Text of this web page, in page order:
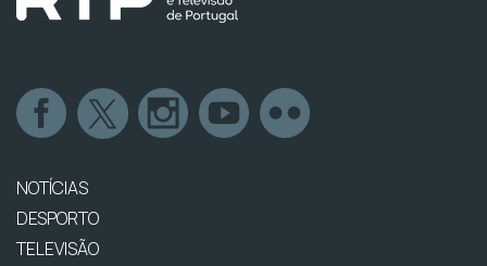
NOTÍCIAS
DESPORTO
TELEVISÃO